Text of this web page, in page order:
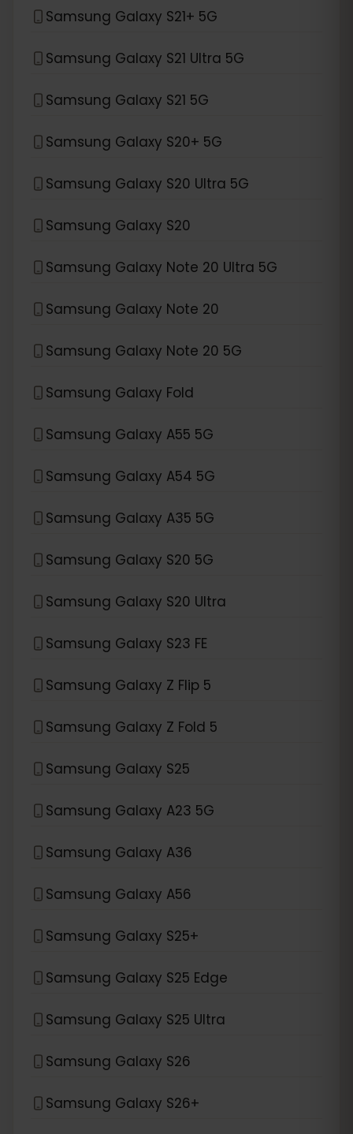
Samsung Galaxy S21+ 5G
Samsung Galaxy S21 Ultra 5G
Samsung Galaxy S21 5G
Samsung Galaxy S20+ 5G
Samsung Galaxy S20 Ultra 5G
Samsung Galaxy S20
Samsung Galaxy Note 20 Ultra 5G
Samsung Galaxy Note 20
Samsung Galaxy Note 20 5G
Samsung Galaxy Fold
Samsung Galaxy A55 5G
Samsung Galaxy A54 5G
Samsung Galaxy A35 5G
Samsung Galaxy S20 5G
Samsung Galaxy S20 Ultra
Samsung Galaxy S23 FE
Samsung Galaxy Z Flip 5
Samsung Galaxy Z Fold 5
Samsung Galaxy S25
Samsung Galaxy A23 5G
Samsung Galaxy A36
Samsung Galaxy A56
Samsung Galaxy S25+
Samsung Galaxy S25 Edge
Samsung Galaxy S25 Ultra
Samsung Galaxy S26
Samsung Galaxy S26+